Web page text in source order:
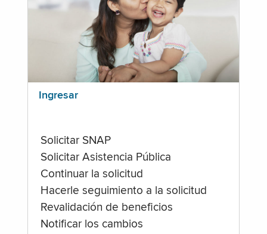
Ingresar
Solicitar SNAP
Solicitar Asistencia Pública
Continuar la solicitud
Hacerle seguimiento a la solicitud
Revalidación de beneficios
Notificar los cambios